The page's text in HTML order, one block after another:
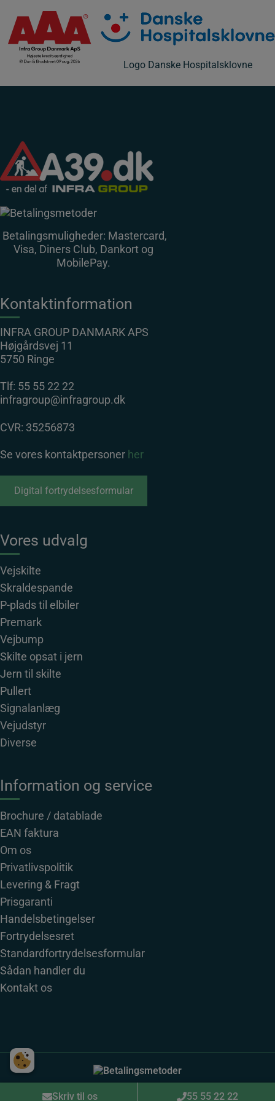
Logo Danske Hospitalsklovne
Betalingsmuligheder: Mastercard,
Visa, Diners Club, Dankort og
MobilePay.
Kontaktinformation
INFRA GROUP DANMARK APS
Højgårdsvej 11
5750 Ringe
Tlf: 55 55 22 22
infragroup@infragroup.dk
CVR: 35256873
Se vores kontaktpersoner her
Digital fortrydelsesformular
Vores udvalg
Vejskilte
Skraldespande
P-plads til elbiler
Premark
Vejbump
Skilte opsat i jern
Jern til skilte
Pullert
Signalanlæg
Vejudstyr
Diverse
Information og service
Brochure / datablade
EAN faktura
Om os
Privatlivspolitik
Levering & Fragt
Prisgaranti
Handelsbetingelser
Fortrydelsesret
Standardfortrydelsesformular
Sådan handler du
Kontakt os
Designet af Standout
Skriv til os 55 55 22 22